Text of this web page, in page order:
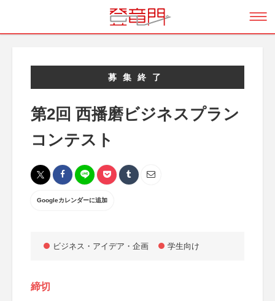
募集終了
第2回 西播磨ビジネスプラン
コンテスト
Googleカレンダーに追加
ビジネス・アイデア・企画 学生向け
締切